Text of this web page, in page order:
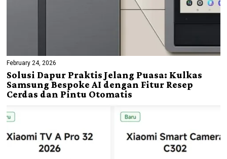
February 24, 2026
Solusi Dapur Praktis Jelang Puasa: Kulkas
Samsung Bespoke AI dengan Fitur Resep
Cerdas dan Pintu Otomatis